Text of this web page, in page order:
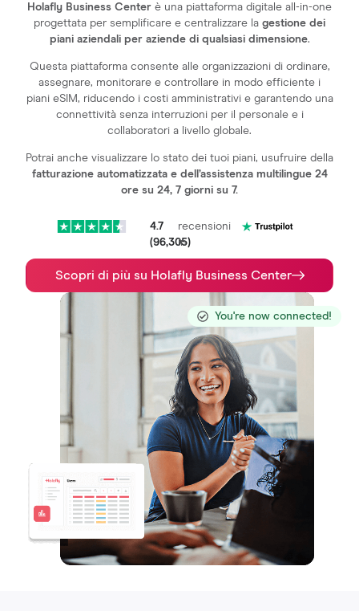
Holafly Business Center è una piattaforma digitale all-in-one
progettata per semplificare e centralizzare la gestione dei
piani aziendali per aziende di qualsiasi dimensione.
Questa piattaforma consente alle organizzazioni di ordinare,
assegnare, monitorare e controllare in modo efficiente i
piani eSIM, riducendo i costi amministrativi e garantendo una
connettività senza interruzioni per il personale e i
collaboratori a livello globale.
Potrai anche visualizzare lo stato dei tuoi piani, usufruire della
fatturazione automatizzata e dell’assistenza multilingue 24
ore su 24, 7 giorni su 7.
4.7
(96,305)
recensioni
in
Scopri di più su Holafly Business Center
You're now connected!